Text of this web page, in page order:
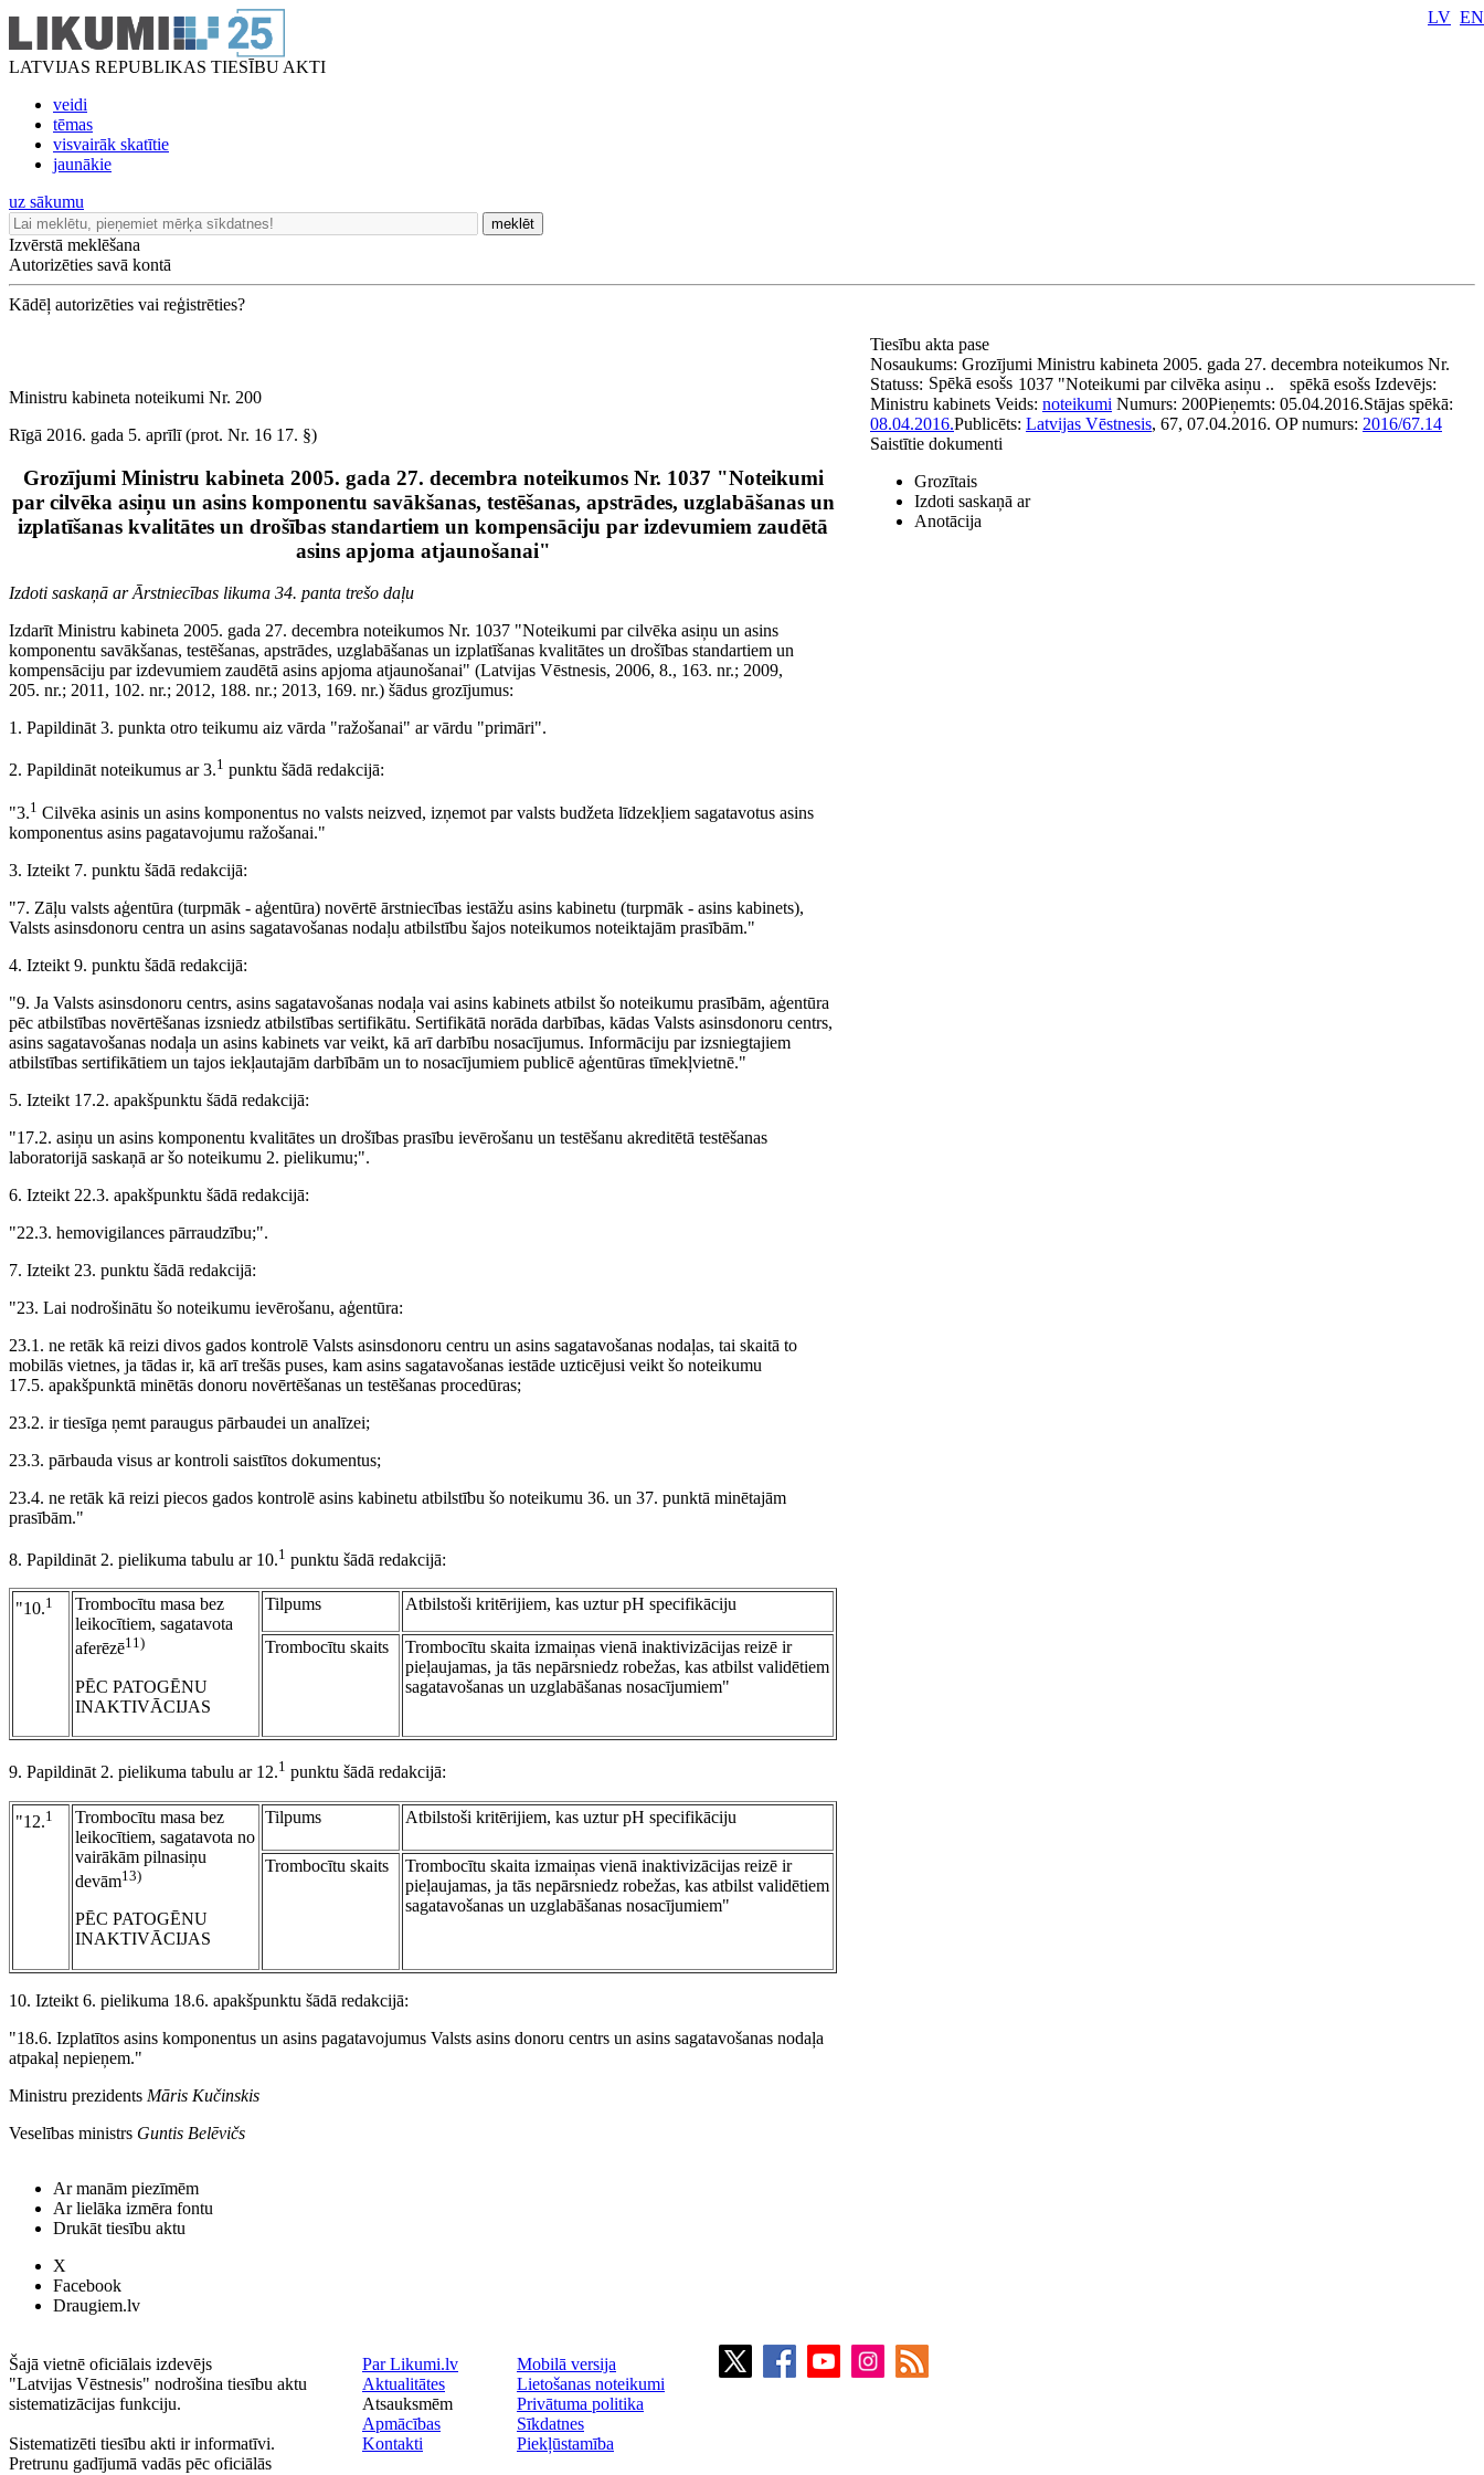
LATVIJAS REPUBLIKAS TIESĪBU AKTI
veidi
tēmas
visvairāk skatītie
jaunākie
LV EN
uz sākumu
meklēt
Izvērstā meklēšana
Autorizēties savā kontā
Kādēļ autorizēties vai reģistrēties?
Ministru kabineta noteikumi Nr. 200
Rīgā 2016. gada 5. aprīlī (prot. Nr. 16 17. §)
Grozījumi Ministru kabineta 2005. gada 27. decembra noteikumos Nr. 1037 "Noteikumi
par cilvēka asiņu un asins komponentu savākšanas, testēšanas, apstrādes, uzglabāšanas un
izplatīšanas kvalitātes un drošības standartiem un kompensāciju par izdevumiem zaudētā
asins apjoma atjaunošanai"
Izdoti saskaņā ar Ārstniecības likuma 34. panta trešo daļu
Izdarīt Ministru kabineta 2005. gada 27. decembra noteikumos Nr. 1037 "Noteikumi par cilvēka asiņu un asins
komponentu savākšanas, testēšanas, apstrādes, uzglabāšanas un izplatīšanas kvalitātes un drošības standartiem un
kompensāciju par izdevumiem zaudētā asins apjoma atjaunošanai" (Latvijas Vēstnesis, 2006, 8., 163. nr.; 2009,
205. nr.; 2011, 102. nr.; 2012, 188. nr.; 2013, 169. nr.) šādus grozījumus:
1. Papildināt 3. punkta otro teikumu aiz vārda "ražošanai" ar vārdu "primāri".
2. Papildināt noteikumus ar 3.1 punktu šādā redakcijā:
"3.1 Cilvēka asinis un asins komponentus no valsts neizved, izņemot par valsts budžeta līdzekļiem sagatavotus asins
komponentus asins pagatavojumu ražošanai."
3. Izteikt 7. punktu šādā redakcijā:
"7. Zāļu valsts aģentūra (turpmāk - aģentūra) novērtē ārstniecības iestāžu asins kabinetu (turpmāk - asins kabinets),
Valsts asinsdonoru centra un asins sagatavošanas nodaļu atbilstību šajos noteikumos noteiktajām prasībām."
4. Izteikt 9. punktu šādā redakcijā:
"9. Ja Valsts asinsdonoru centrs, asins sagatavošanas nodaļa vai asins kabinets atbilst šo noteikumu prasībām, aģentūra
pēc atbilstības novērtēšanas izsniedz atbilstības sertifikātu. Sertifikātā norāda darbības, kādas Valsts asinsdonoru centrs,
asins sagatavošanas nodaļa un asins kabinets var veikt, kā arī darbību nosacījumus. Informāciju par izsniegtajiem
atbilstības sertifikātiem un tajos iekļautajām darbībām un to nosacījumiem publicē aģentūras tīmekļvietnē."
5. Izteikt 17.2. apakšpunktu šādā redakcijā:
"17.2. asiņu un asins komponentu kvalitātes un drošības prasību ievērošanu un testēšanu akreditētā testēšanas
laboratorijā saskaņā ar šo noteikumu 2. pielikumu;".
6. Izteikt 22.3. apakšpunktu šādā redakcijā:
"22.3. hemovigilances pārraudzību;".
7. Izteikt 23. punktu šādā redakcijā:
"23. Lai nodrošinātu šo noteikumu ievērošanu, aģentūra:
23.1. ne retāk kā reizi divos gados kontrolē Valsts asinsdonoru centru un asins sagatavošanas nodaļas, tai skaitā to
mobilās vietnes, ja tādas ir, kā arī trešās puses, kam asins sagatavošanas iestāde uzticējusi veikt šo noteikumu
17.5. apakšpunktā minētās donoru novērtēšanas un testēšanas procedūras;
23.2. ir tiesīga ņemt paraugus pārbaudei un analīzei;
23.3. pārbauda visus ar kontroli saistītos dokumentus;
23.4. ne retāk kā reizi piecos gados kontrolē asins kabinetu atbilstību šo noteikumu 36. un 37. punktā minētajām
prasībām."
8. Papildināt 2. pielikuma tabulu ar 10.1 punktu šādā redakcijā:
"10.1
Trombocītu masa bez
leikocītiem, sagatavota
aferēzē11)
PĒC PATOGĒNU
INAKTIVĀCIJAS
Tilpums Atbilstoši kritērijiem, kas uztur pH specifikāciju
Trombocītu skaits
Trombocītu skaita izmaiņas vienā inaktivizācijas reizē ir
pieļaujamas, ja tās nepārsniedz robežas, kas atbilst validētiem
sagatavošanas un uzglabāšanas nosacījumiem"
9. Papildināt 2. pielikuma tabulu ar 12.1 punktu šādā redakcijā:
"12.1
Trombocītu masa bez
leikocītiem, sagatavota no
vairākām pilnasiņu
devām13)
PĒC PATOGĒNU
INAKTIVĀCIJAS
Tilpums Atbilstoši kritērijiem, kas uztur pH specifikāciju
Trombocītu skaits
Trombocītu skaita izmaiņas vienā inaktivizācijas reizē ir
pieļaujamas, ja tās nepārsniedz robežas, kas atbilst validētiem
sagatavošanas un uzglabāšanas nosacījumiem"
10. Izteikt 6. pielikuma 18.6. apakšpunktu šādā redakcijā:
"18.6. Izplatītos asins komponentus un asins pagatavojumus Valsts asins donoru centrs un asins sagatavošanas nodaļa
atpakaļ nepieņem."
Ministru prezidents Māris Kučinskis
Veselības ministrs Guntis Belēvičs
Tiesību akta pase
Nosaukums: Grozījumi Ministru kabineta 2005. gada 27. decembra noteikumos Nr.
1037 "Noteikumi par cilvēka asiņu ..
Statuss: Spēkā esošs spēkā esošs Izdevējs:
Ministru kabinets Veids: noteikumi Numurs: 200Pieņemts: 05.04.2016.Stājas spēkā:
08.04.2016.Publicēts: Latvijas Vēstnesis, 67, 07.04.2016. OP numurs: 2016/67.14
Saistītie dokumenti
Grozītais
Izdoti saskaņā ar
Anotācija
Ar manām piezīmēm
Ar lielāka izmēra fontu
Drukāt tiesību aktu
X
Facebook
Draugiem.lv
Šajā vietnē oficiālais izdevējs
"Latvijas Vēstnesis" nodrošina tiesību aktu
sistematizācijas funkciju.
Sistematizēti tiesību akti ir informatīvi.
Pretrunu gadījumā vadās pēc oficiālās
Par Likumi.lv
Aktualitātes
Atsauksmēm
Apmācības
Kontakti
Mobilā versija
Lietošanas noteikumi
Privātuma politika
Sīkdatnes
Piekļūstamība